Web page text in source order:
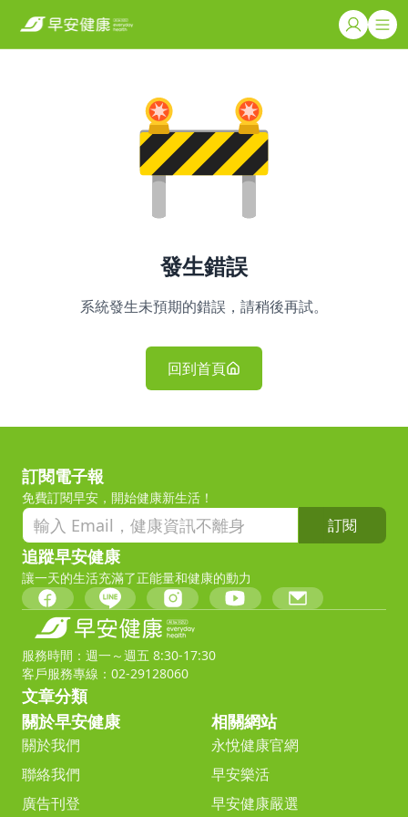
發生錯誤
系統發生未預期的錯誤，請稍後再試。
回到首頁
訂閱電子報
免費訂閱早安，開始健康新生活！
訂閱
追蹤早安健康
讓一天的生活充滿了正能量和健康的動力
服務時間：週一～週五 8:30-17:30
客戶服務專線：02-29128060
文章分類
關於早安健康
關於我們
聯絡我們
廣告刊登
相關網站
永悅健康官網
早安樂活
早安健康嚴選